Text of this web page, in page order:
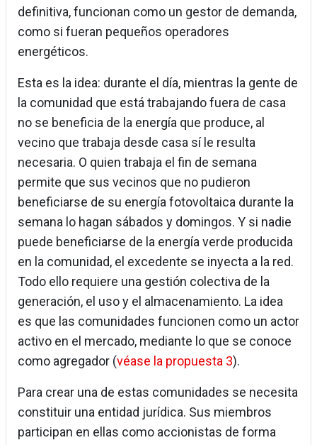
definitiva, funcionan como un gestor de demanda,
como si fueran pequeños operadores
energéticos.
Esta es la idea: durante el día, mientras la gente de
la comunidad que está trabajando fuera de casa
no se beneficia de la energía que produce, al
vecino que trabaja desde casa sí le resulta
necesaria. O quien trabaja el fin de semana
permite que sus vecinos que no pudieron
beneficiarse de su energía fotovoltaica durante la
semana lo hagan sábados y domingos. Y si nadie
puede beneficiarse de la energía verde producida
en la comunidad, el excedente se inyecta a la red.
Todo ello requiere una gestión colectiva de la
generación, el uso y el almacenamiento. La idea
es que las comunidades funcionen como un actor
activo en el mercado, mediante lo que se conoce
como agregador (véase la propuesta 3).
Para crear una de estas comunidades se necesita
constituir una entidad jurídica. Sus miembros
participan en ellas como accionistas de forma